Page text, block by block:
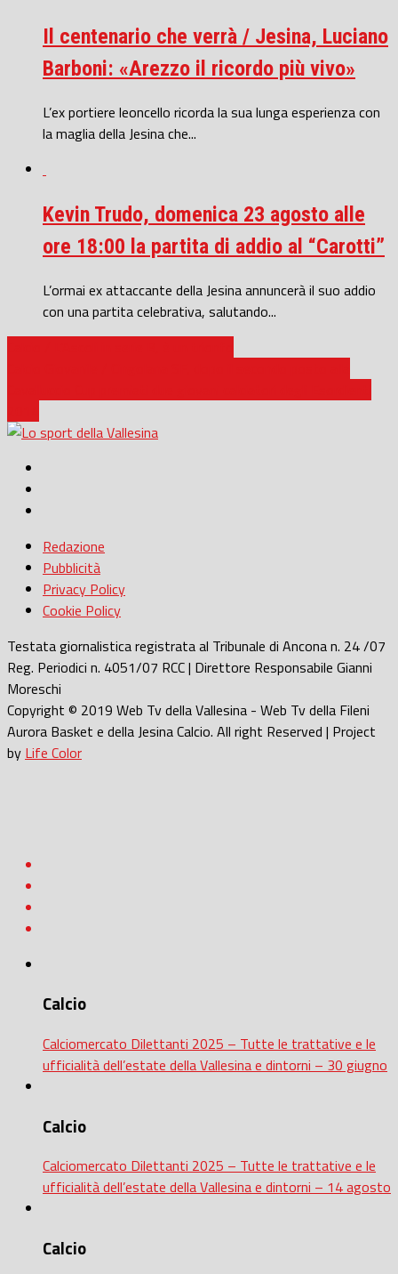
Il centenario che verrà / Jesina, Luciano
Barboni: «Arezzo il ricordo più vivo»
L’ex portiere leoncello ricorda la sua lunga esperienza con
la maglia della Jesina che...
Kevin Trudo, domenica 23 agosto alle
ore 18:00 la partita di addio al “Carotti”
L’ormai ex attaccante della Jesina annuncerà il suo addio
con una partita celebrativa, salutando...
Redazione
Pubblicità
Privacy Policy
Cookie Policy
Testata giornalistica registrata al Tribunale di Ancona n. 24 /07
Reg. Periodici n. 4051/07 RCC | Direttore Responsabile Gianni
Moreschi
Copyright © 2019 Web Tv della Vallesina - Web Tv della Fileni
Aurora Basket e della Jesina Calcio. All right Reserved | Project
by Life Color
Calcio
Calciomercato Dilettanti 2025 – Tutte le trattative e le
ufficialità dell’estate della Vallesina e dintorni – 30 giugno
Calcio
Calciomercato Dilettanti 2025 – Tutte le trattative e le
ufficialità dell’estate della Vallesina e dintorni – 14 agosto
Calcio